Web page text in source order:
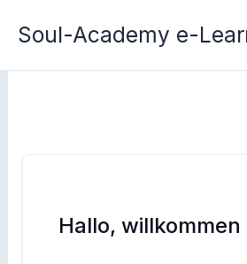
InhaltSoul-Academy e-
Hallo,